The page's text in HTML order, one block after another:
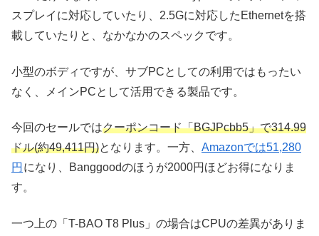
スプレイに対応していたり、2.5Gに対応したEthernetを搭
載していたりと、なかなかのスペックです。
小型のボディですが、サブPCとしての利用ではもったい
なく、メインPCとして活用できる製品です。
今回のセールではクーポンコード「BGJPcbb5」で314.99
ドル(約49,411円)となります。一方、 Amazonでは51,280
円 になり、Banggoodのほうが2000円ほどお得になりま
す。
一つ上の「T-BAO T8 Plus」の場合はCPUの差異がありま